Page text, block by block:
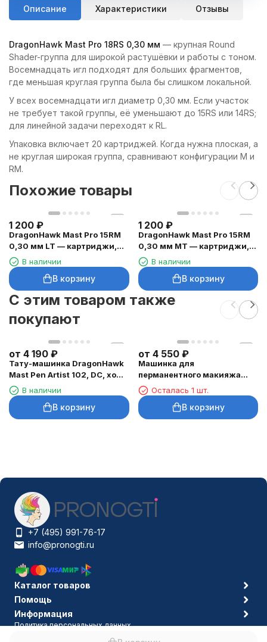
Описание Характеристики Отзывы
DragonHawk Mast Pro 18RS 0,30 мм — крупная Round
Shader-группа для широкой растушёвки и работы с тоном.
Восемнадцать игл подходят для больших фрагментов,
где меньшая круглая группа была бы слишком локальной.
У всех восемнадцати игл диаметр 0,30 мм. Если участок
не требует такой группы, её уменьшают до 15RS или 14RS;
для линейной задачи переходят к RL.
Упаковка включает 20 картриджей. Когда нужна плоская, а
не круглая широкая группа, сравнивают конфигурации M и
RM.
Похожие товары
1 200 ₽
DragonHawk Mast Pro 15RM
0,30 мм LT — картриджи,
20 шт.В наличии
В корзину
1 200 ₽
DragonHawk Mast Pro 15RM
0,30 мм MT — картриджи,
20 шт.В наличии
В корзину
C этим товаром также
покупают
от 4 190 ₽
Тату-машинка DragonHawk
Mast Pen Artist 102, DC, ход
3,5 ммВ наличии
В корзину
от 4 550 ₽
Машинка для
перманентного макияжа
DragonHawk Mast Tour Air,
RCA, ход 2,3 мм
Осталась 1 шт.
В корзину
+7 (495) 991-76-17
info@pronogti.ru
Каталог товаров
Помощь
Информация
Политика персональных данных